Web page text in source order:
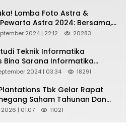
Lomba Foto Astra &
Astra 2024: Bersama,
2024 | 22:12 20283
Teknik Informatika
Bina Sarana Informatika
Pelatihan Pemanfaatan
Pada Forum UMKM
Kecamatan Bojong Gede
2024 | 03:34 18291
Tbk Gelar Rapat
Saham Tahunan Dan
2026 Di Jakarta
2026 | 01:07 11021